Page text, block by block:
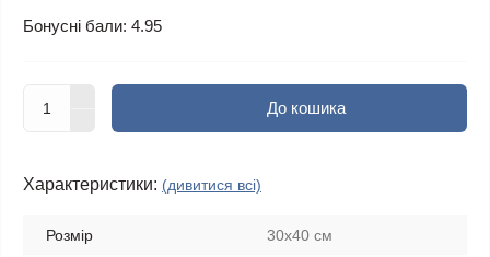
Бонусні бали: 4.95
До кошика
Характеристики: (дивитися всі)
Розмір 30x40 см